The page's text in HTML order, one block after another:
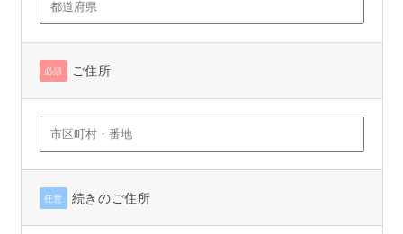
必須 ご住所
任意 続きのご住所